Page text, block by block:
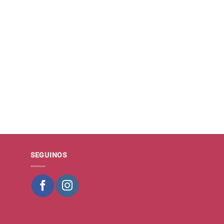
SEGUINOS